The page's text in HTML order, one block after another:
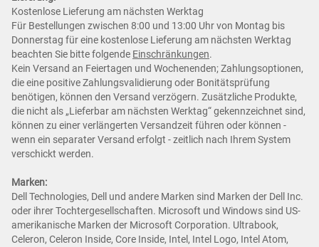
Kostenlose Lieferung am nächsten Werktag
Für Bestellungen zwischen 8:00 und 13:00 Uhr von Montag bis
Donnerstag für eine kostenlose Lieferung am nächsten Werktag
beachten Sie bitte folgende Einschränkungen.
Kein Versand an Feiertagen und Wochenenden; Zahlungsoptionen,
die eine positive Zahlungsvalidierung oder Bonitätsprüfung
benötigen, können den Versand verzögern. Zusätzliche Produkte,
die nicht als „Lieferbar am nächsten Werktag“ gekennzeichnet sind,
können zu einer verlängerten Versandzeit führen oder können -
wenn ein separater Versand erfolgt - zeitlich nach Ihrem System
verschickt werden.
Marken:
Dell Technologies, Dell und andere Marken sind Marken der Dell Inc.
oder ihrer Tochtergesellschaften. Microsoft und Windows sind US-
amerikanische Marken der Microsoft Corporation. Ultrabook,
Celeron, Celeron Inside, Core Inside, Intel, Intel Logo, Intel Atom,